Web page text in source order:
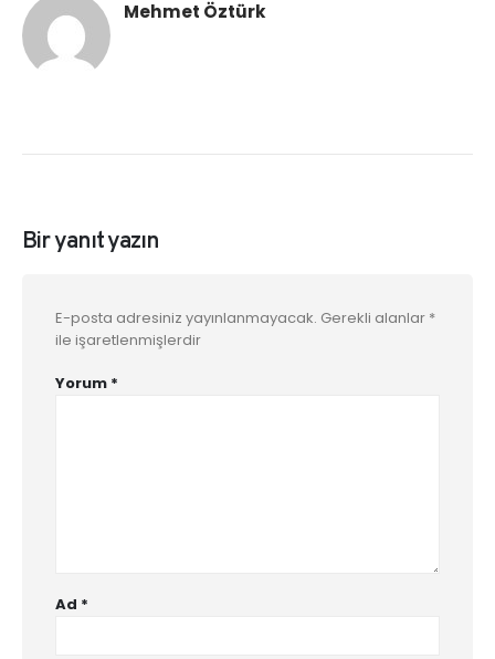
Mehmet Öztürk
Bir yanıt yazın
E-posta adresiniz yayınlanmayacak. Gerekli alanlar *
ile işaretlenmişlerdir
Yorum *
Ad *